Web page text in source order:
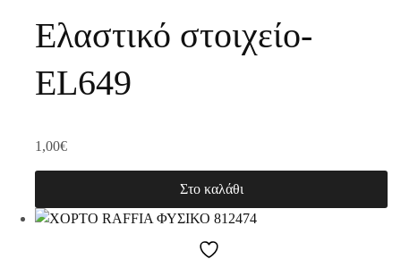
Ελαστικό στοιχείο-
EL649
1,00€
Στο καλάθι